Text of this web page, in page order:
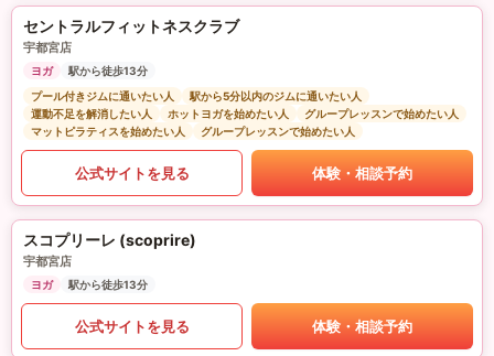
セントラルフィットネスクラブ
宇都宮店
ヨガ
駅から徒歩13分
プール付きジムに通いたい人
駅から5分以内のジムに通いたい人
運動不足を解消したい人
ホットヨガを始めたい人
グループレッスンで始めたい人
マットピラティスを始めたい人
グループレッスンで始めたい人
公式サイトを見る 体験・相談予約
スコプリーレ (scoprire)
宇都宮店
ヨガ 駅から徒歩13分
公式サイトを見る 体験・相談予約